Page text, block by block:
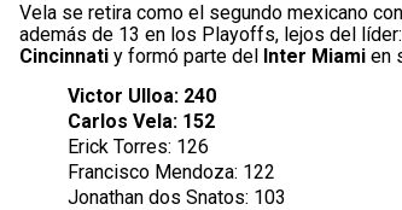
Vela se retira como el segundo mexicano
además de 13 en los Playoffs, lejos del líder:
Cincinnati y formó parte del Inter Miami en
Victor Ulloa: 240
Carlos Vela: 152
Erick Torres: 126
Francisco Mendoza: 122
Jonathan dos Snatos: 103